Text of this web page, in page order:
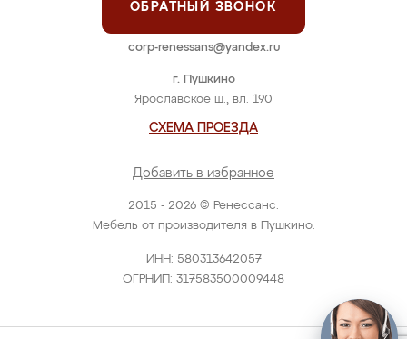
2015 - 2026 © Ренессанс.
Мебель от производителя в Пушкино.
ИНН: 580313642057
ОГРНИП: 317583500009448
г. Пушкино
Ярославское ш., вл. 190
СХЕМА ПРОЕЗДА
Добавить в избранное
ОБРАТНЫЙ ЗВОНОК
corp-renessans@yandex.ru